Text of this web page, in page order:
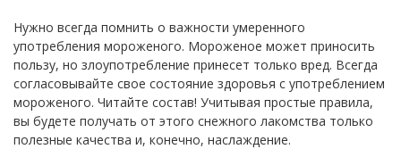
Нужно всегда помнить о важности умеренного
употребления мороженого. Мороженое может приносить
пользу, но злоупотребление принесет только вред. Всегда
согласовывайте свое состояние здоровья с употреблением
мороженого. Читайте состав! Учитывая простые правила,
вы будете получать от этого снежного лакомства только
полезные качества и, конечно, наслаждение.